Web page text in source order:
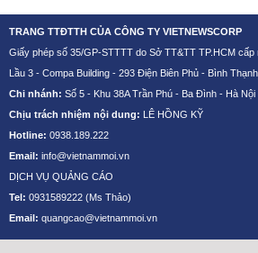
TRANG TTĐTTH CỦA CÔNG TY VIETNEWSCORP
Giấy phép số 35/GP-STTTT do Sở TT&TT TP.HCM cấp
Lầu 3 - Compa Building - 293 Điện Biên Phủ - Bình
Chi nhánh: Số 5 - Khu 38A Trần Phú - Ba Đình - Hà Nội
Chịu trách nhiệm nội dung: LÊ HỒNG KỸ
Hotline: 0938.189.222
Email: info@vietnammoi.vn
DỊCH VỤ QUẢNG CÁO
Tel: 0931589222 (Ms Thảo)
Email: quangcao@vietnammoi.vn